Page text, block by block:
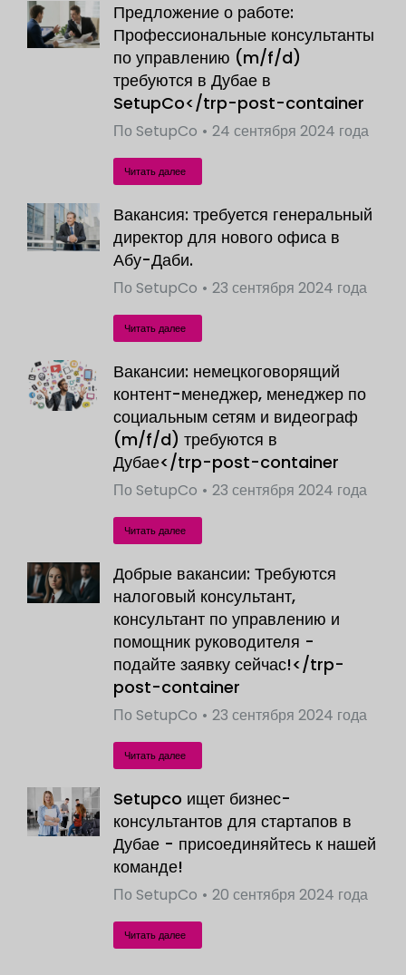
Предложение о работе:
Профессиональные консультанты
по управлению (m/f/d)
требуются в Дубае в
SetupCo</trp-post-container
По SetupCo 24 сентября 2024 года
Читать далее
Вакансия: требуется генеральный
директор для нового офиса в
Абу-Даби.
По SetupCo 23 сентября 2024 года
Читать далее
Вакансии: немецкоговорящий
контент-менеджер, менеджер по
социальным сетям и видеограф
(m/f/d) требуются в
Дубае</trp-post-container
По SetupCo 23 сентября 2024 года
Читать далее
Добрые вакансии: Требуются
налоговый консультант,
консультант по управлению и
помощник руководителя -
подайте заявку сейчас!</trp-
post-container
По SetupCo 23 сентября 2024 года
Читать далее
Setupco ищет бизнес-
консультантов для стартапов в
Дубае - присоединяйтесь к нашей
команде!
По SetupCo 20 сентября 2024 года
Читать далее